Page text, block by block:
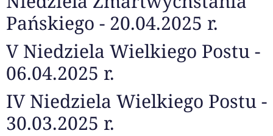
Pańskiego - 20.04.2025 r.
V Niedziela Wielkiego Postu -
06.04.2025 r.
IV Niedziela Wielkiego Postu -
30.03.2025 r.